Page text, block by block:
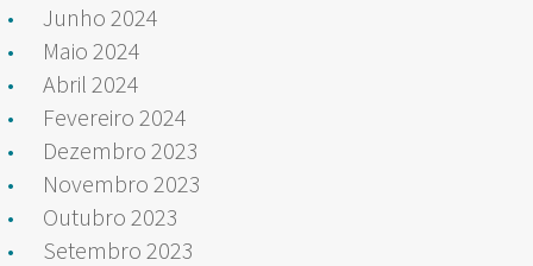
Junho 2024
Maio 2024
Abril 2024
Fevereiro 2024
Dezembro 2023
Novembro 2023
Outubro 2023
Setembro 2023